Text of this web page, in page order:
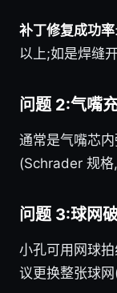
补丁修复成功率
以上;如是焊缝
问题 2:气嘴
通常是气嘴芯
(Schrader 规格
问题 3:球网
小孔可用网球
议更换整张球网